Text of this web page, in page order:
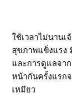
ใช้เวลาไม่นาน
สุขภาพแข็งแรง
และการดูแลจา
หน้ากันครั้งแรก
เหมียว